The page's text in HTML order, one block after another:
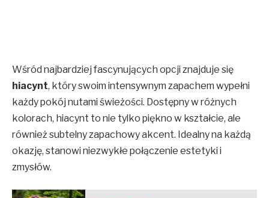
Wśród najbardziej fascynujących opcji znajduje się
hiacynt, który swoim intensywnym zapachem wypełni
każdy pokój nutami świeżości. Dostępny w różnych
kolorach, hiacynt to nie tylko piękno w kształcie, ale
również subtelny zapachowy akcent. Idealny na każdą
okazję, stanowi niezwykłe połączenie estetyki i
zmysłów.